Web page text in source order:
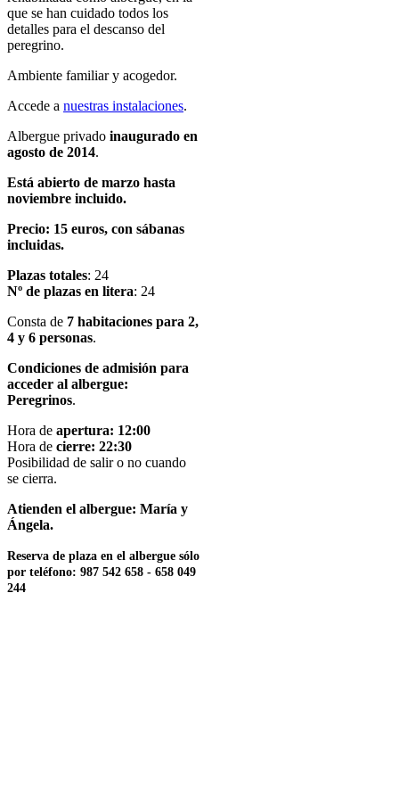
que se han cuidado todos los
detalles para el descanso del
peregrino.
Ambiente familiar y acogedor.
Accede a nuestras instalaciones.
Albergue privado inaugurado en
agosto de 2014.
Está abierto de marzo hasta
noviembre incluido.
Precio: 15 euros, con sábanas
incluidas.
Plazas totales: 24
Nº de plazas en litera: 24
Consta de 7 habitaciones para 2,
4 y 6 personas.
Condiciones de admisión para
acceder al albergue:
Peregrinos.
Hora de apertura: 12:00
Hora de cierre: 22:30
Posibilidad de salir o no cuando
se cierra.
Atienden el albergue: María y
Ángela.
Reserva de plaza en el albergue sólo
por teléfono: 987 542 658 - 658 049
244